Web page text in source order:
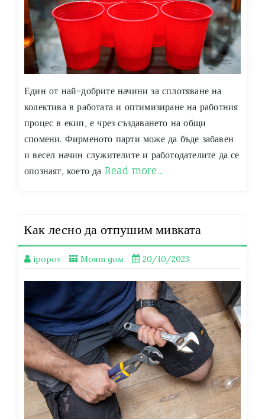
Един от най-добрите начини за сплотяване на
колектива в работата и оптимизиране на работния
процес в екип, е чрез създаването на общи
спомени. Фирменото парти може да бъде забавен
и весел начин служителите и работодателите да се
опознаят, което да Read more…
Как лесно да отпушим мивката
ipopov Моят дом 20/10/2023